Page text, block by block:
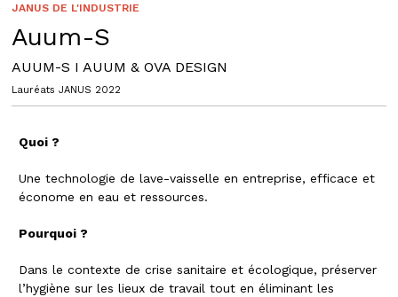
JANUS DE L'INDUSTRIE
Auum-S
AUUM-S I AUUM & OVA DESIGN
Lauréats JANUS 2022
Quoi ?
Une technologie de lave-vaisselle en entreprise, efficace et
économe en eau et ressources.
Pourquoi ?
Dans le contexte de crise sanitaire et écologique, préserver
l’hygiène sur les lieux de travail tout en éliminant les